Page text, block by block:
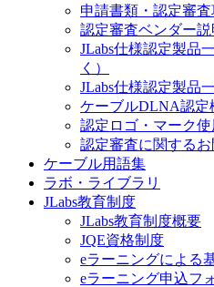
申請書類・認定審査
認定審査ベンダー説
JLabs仕様認定製品
く）
JLabs仕様認定製品
ケーブルDLNA認定
認定ロゴ・マーク
認定審査に関する
ケーブル用語集
ラボ・ライブラリ
JLabs教育制度
JLabs教育制度概要
JQE資格制度
eラーニングによる
eラーニング申込フ